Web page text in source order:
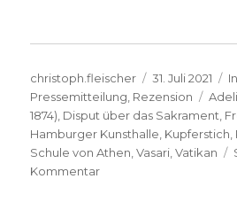
Autor
christoph.fleischer
Veröffentlicht
am
31. Juli 2021
Pressemitteilung Rezension
1874) Disput über das Sakrament
Hamburger Kunsthalle Kupferstich
Schule von Athen ,Vasari ,Vatikan
Kommentarzu